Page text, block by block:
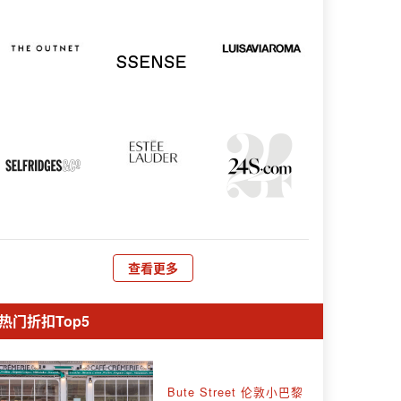
查看更多
门折扣Top5
Bute Street 伦敦小巴黎